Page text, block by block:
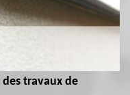
travaux de